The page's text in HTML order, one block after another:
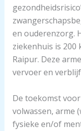
en ouderenzorg.
ziekenhuis is 200
Raipur. Deze
vervoer en
De toekomst
volwassen, arme
fysieke en/of